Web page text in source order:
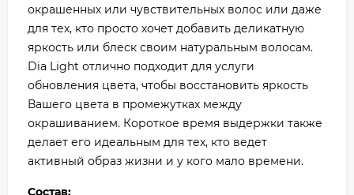
окрашенных или чувствительных волос или даже
для тех, кто просто хочет добавить деликатную
яркость или блеск своим натуральным волосам.
Dia Light отлично подходит для услуги
обновления цвета, чтобы восстановить яркость
Вашего цвета в промежутках между
окрашиванием. Короткое время выдержки также
делает его идеальным для тех, кто ведет
активный образ жизни и у кого мало времени.